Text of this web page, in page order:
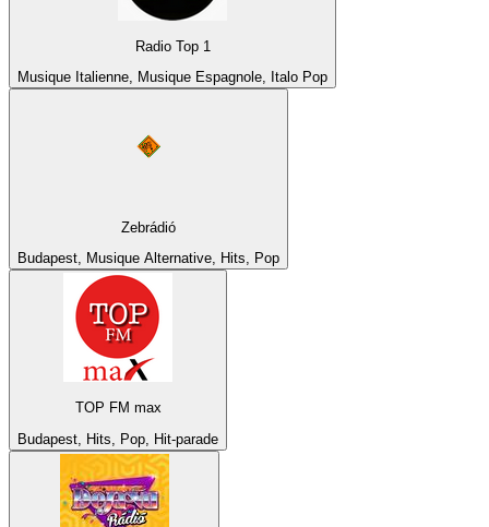
Radio Top 1
Musique Italienne, Musique Espagnole, Italo Pop
Zebrádió
Budapest, Musique Alternative, Hits, Pop
TOP FM max
Budapest, Hits, Pop, Hit-parade